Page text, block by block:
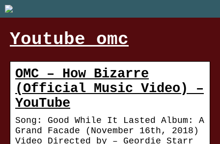
Youtube omc
OMC – How Bizarre
(Official Music Video) –
YouTube
Song: Good While It Lasted Album: A
Grand Facade (November 16th, 2018)
Video Directed by – Geordie Starr